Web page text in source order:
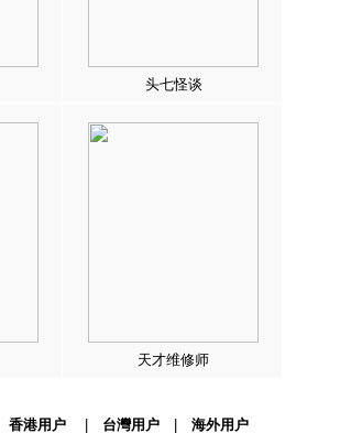
头七怪谈
天才维修师
香港用户| 台灣用户| 海外用户